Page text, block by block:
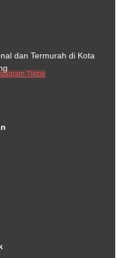
dan Termurah di Kota
Tiktok